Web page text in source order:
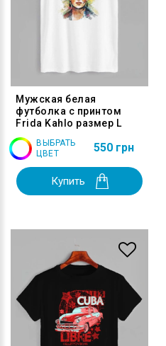
Мужская белая
футболка с принтом
Frida Kahlo размер L
ВЫБРАТЬ
ЦВЕТ
550 грн
Купить